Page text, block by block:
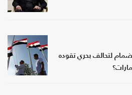
لتحالف بحري تقوده